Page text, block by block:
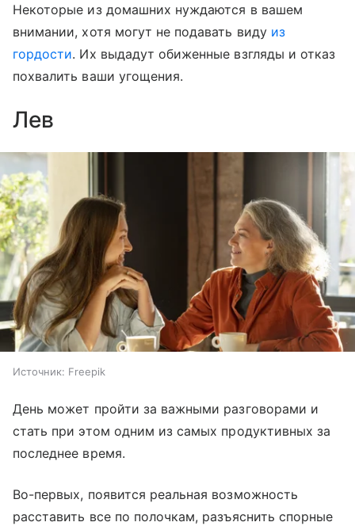
Некоторые из домашних нуждаются в вашем
внимании, хотя могут не подавать виду из
гордости. Их выдадут обиженные взгляды и отказ
похвалить ваши угощения.
Лев
Источник: Freepik
День может пройти за важными разговорами и
стать при этом одним из самых продуктивных за
последнее время.
Во-первых, появится реальная возможность
расставить все по полочкам, разъяснить спорные